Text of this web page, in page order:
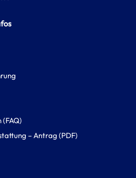
– Antrag (PDF)